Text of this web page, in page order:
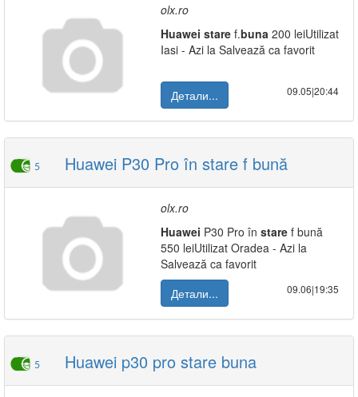
olx.ro
Huawei stare f.buna 200 leiUtilizat
Iasi - Azi la Salvează ca favorit
Детали... 09.05|20:44
5 Huawei P30 Pro în stare f bună
olx.ro
Huawei P30 Pro în stare f bună
550 leiUtilizat Oradea - Azi la
Salvează ca favorit
Детали...
09.06|19:35
5 Huawei p30 pro stare buna